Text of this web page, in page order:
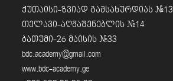
ქუთაისი-ზვიად გამსახურდიას #13
თელავი-აღმაშენებლის #14
ბათუმი-26 მაისის #33
bdc.academy@gmail.com
www.bdc-academy.ge